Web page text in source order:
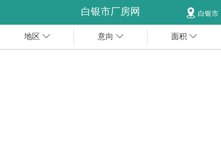
白银市厂房网 白银市
地区 意向 面积